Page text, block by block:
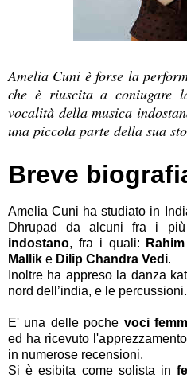
Amelia Cuni è forse la
che è riuscita a coniugare
vocalità della musica
una piccola parte della sua
Breve
Amelia Cuni ha studiato in
Dhrupad da alcuni fra i più
indostano, fra i quali:
Mallik e Dilip Chandra Vedi.
Inoltre ha appreso la danza
nord dell’india, e le percussioni.
E' una delle poche voci
ed ha ricevuto
in numerose recensioni.
Si è esibita come solista in